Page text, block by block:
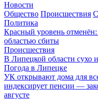
Новости
Общество Происшествия
Политика
Красный уровень
областью сбиты
Происшествия
В Липецкой области сухо
Погода в Липецке
УК открывают дома для
индексирует пенсии —
августе